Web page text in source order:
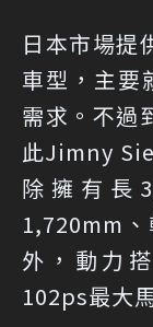
日本市場
車型，主要
需求。不過
此Jimny
除擁有長
1,720mm
外，動力
102ps最大